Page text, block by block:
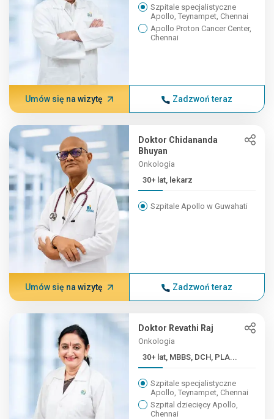
Szpitale specjalistyczne
Apollo, Teynampet, Chennai
Apollo Proton Cancer Center,
Chennai
Umów się na wizytę Zadzwoń teraz
Doktor Chidananda
Bhuyan
Onkologia
30+ lat, lekarz
Szpitale Apollo w Guwahati
Umów się na wizytę Zadzwoń teraz
Doktor Revathi Raj
Onkologia
30+ lat, MBBS, DCH, PLA...
Szpitale specjalistyczne
Apollo, Teynampet, Chennai
Szpital dziecięcy Apollo,
Chennai